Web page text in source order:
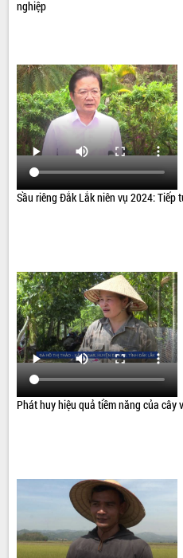
nghiệp
Sầu riêng Đắk Lắk niên vụ 2024:
Phát huy hiệu quả tiềm năng của cây